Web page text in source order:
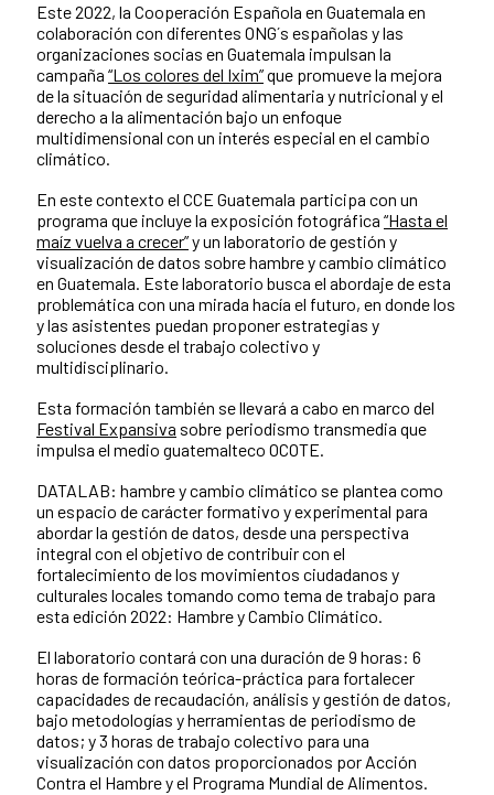
Este 2022, la Cooperación Española en Guatemala en
colaboración con diferentes ONG´s españolas y las
organizaciones socias en Guatemala impulsan la
campaña “Los colores del Ixim”que promueve la mejora
de la situación de seguridad alimentaria y nutricional y el
derecho a la alimentación bajo un enfoque
multidimensional con un interés especial en el cambio
climático.
En este contexto el CCE Guatemala participa con un
programa que incluye la exposición fotográfica “Hasta el
maíz vuelva a crecer”y un laboratorio de gestión y
visualización de datos sobre hambre y cambio climático
en Guatemala. Este laboratorio busca el abordaje de esta
problemática con una mirada hacía el futuro, en donde los
y las asistentes puedan proponer estrategias y
soluciones desde el trabajo colectivo y
multidisciplinario.
Esta formación también se llevará a cabo en marco del
Festival Expansiva sobre periodismo transmedia que
impulsa el medio guatemalteco OCOTE.
DATALAB: hambre y cambio climático se plantea como
un espacio de carácter formativo y experimental para
abordar la gestión de datos, desde una perspectiva
integral con el objetivo de contribuir con el
fortalecimiento de los movimientos ciudadanos y
culturales locales tomando como tema de trabajo para
esta edición 2022: Hambre y Cambio Climático.
El laboratorio contará con una duración de 9 horas: 6
horas de formación teórica-práctica para fortalecer
capacidades de recaudación, análisis y gestión de datos,
bajo metodologías y herramientas de periodismo de
datos; y 3 horas de trabajo colectivo para una
visualización con datos proporcionados por Acción
Contra el Hambre y el Programa Mundial de Alimentos.